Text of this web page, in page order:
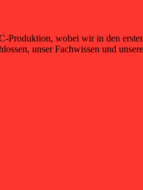
wobei wir in den
unser Fachwissen und